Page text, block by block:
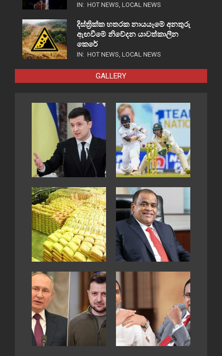
IN: HOT NEWS, LOCAL NEWS
දිස්ත්‍රික්ක හතරක නායයෑමේ අනතුරු
ඇඟවීමේ නිවේදන යාවත්කාලීන
කෙරේ
IN: HOT NEWS, LOCAL NEWS
GALLERY